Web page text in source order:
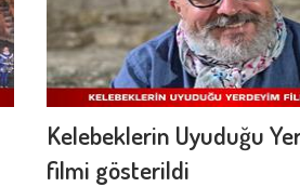
Kelebeklerin Uyuduğu
filmi gösterildi